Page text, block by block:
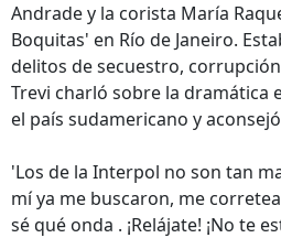
Andrade y la corista María
Boquitas' en Río de Janeiro.
delitos de secuestro,
Trevi charló sobre la dramática
el país sudamericano y
'Los de la Interpol no son tan
mí ya me buscaron, me
sé qué onda . ¡Relájate! ¡No te